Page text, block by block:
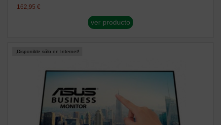
162,95 €
ver producto
¡Disponible sólo en Internet!